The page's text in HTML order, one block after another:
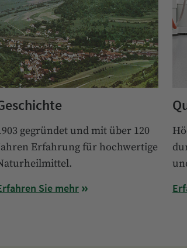
gegründet und mit über 120
Erfahrung für hochwertige
Sie mehr